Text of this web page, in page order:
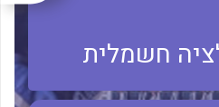
לכל מוצרי היצרן
חשמלית